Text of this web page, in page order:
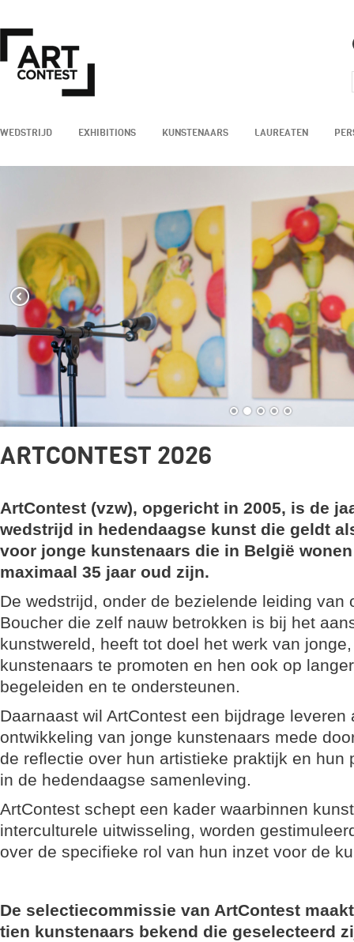
WEDSTRIJD EXHIBITIONS KUNSTENAARS LAUREATEN
ARTCONTEST 2026
ArtContest (vzw), opgericht in 2005, is de
wedstrijd in hedendaagse kunst die geldt
voor jonge kunstenaars die in België
maximaal 35 jaar oud zijn.
De wedstrijd, onder de bezielende leiding van
Boucher die zelf nauw betrokken is bij het
kunstwereld, heeft tot doel het werk van
kunstenaars te promoten en hen ook op
begeleiden en te ondersteunen.
Daarnaast wil ArtContest een bijdrage
ontwikkeling van jonge kunstenaars mede
de reflectie over hun artistieke praktijk en hun
in de hedendaagse samenleving.
ArtContest schept een kader waarbinnen
interculturele uitwisseling, worden
over de specifieke rol van hun inzet voor de
De selectiecommissie van ArtContest
tien kunstenaars bekend die geselecteerd